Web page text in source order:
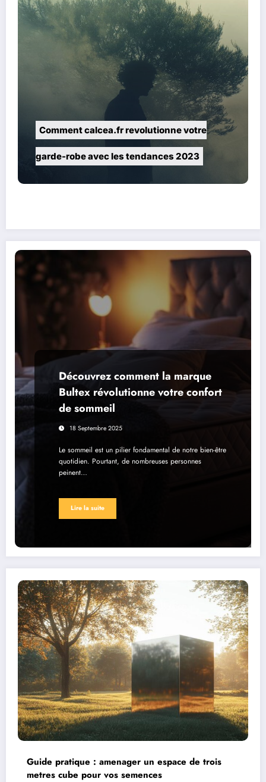
Comment calcea.fr revolutionne votre
garde-robe avec les tendances 2023
Découvrez comment la marque
Bultex révolutionne votre confort
de sommeil
18 Septembre 2025
Le sommeil est un pilier fondamental de notre bien-être
quotidien. Pourtant, de nombreuses personnes
peinent…
Lire la suite
Guide pratique : amenager un espace de trois
metres cube pour vos semences